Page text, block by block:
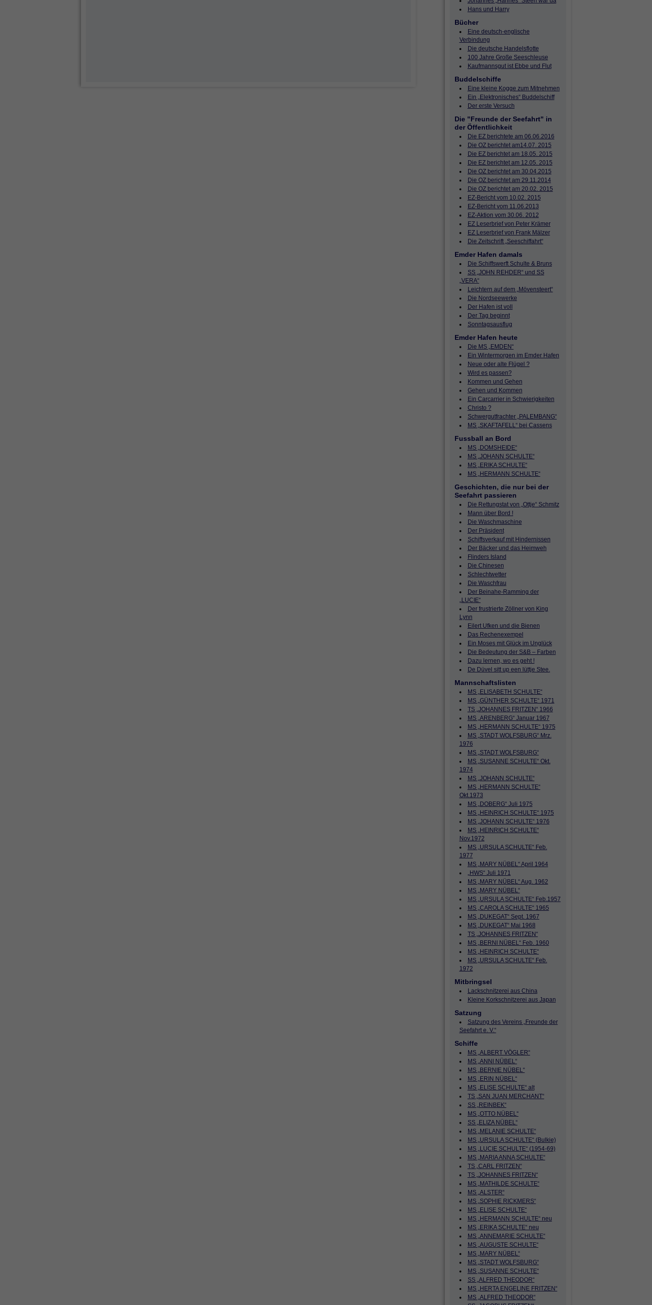
Hans und Harry
Bücher
Eine deutsch-englische
Verbindung
Die deutsche Handelsflotte
100 Jahre Große Seeschleuse
Kaufmannsgut ist Ebbe und Flut
Buddelschiffe
Eine kleine Kogge zum Mitnehmen
Ein „Elektronisches“ Buddelschiff
Der erste Versuch
Die "Freunde der Seefahrt" in
der Öffentlichkeit
Die EZ berichtete am 06.06.2016
Die OZ berichtet am14.07. 2015
Die EZ berichtet am 18.05. 2015
Die EZ berichtet am 12.05. 2015
Die OZ berichtet am 30.04.2015
Die OZ berichtet am 29.11.2014
Die OZ berichtet am 20.02. 2015
EZ-Bericht vom 10.02. 2015
EZ-Bericht vom 11.06.2013
EZ-Aktion vom 30.06. 2012
EZ Leserbrief von Peter Krämer
EZ Leserbrief von Frank Mälzer
Die Zeitschrift „Seeschiffahrt“
Emder Hafen damals
Die Schiffswerft Schulte & Bruns
SS „JOHN REHDER“ und SS
„VERA“
Leichtern auf dem „Mövensteert“
Die Nordseewerke
Der Hafen ist voll
Der Tag beginnt
Sonntagsausflug
Emder Hafen heute
Die MS „EMDEN“
Ein Wintermorgen im Emder Hafen
Neue oder alte Flügel ?
Wird es passen?
Kommen und Gehen
Gehen und Kommen
Ein Carcarrier in Schwierigkeiten
Christo ?
Schwergutfrachter „PALEMBANG“
MS „SKAFTAFELL“ bei Cassens
Fussball an Bord
MS „DOMSHEIDE“
MS „JOHANN SCHULTE“
MS „ERIKA SCHULTE“
MS „HERMANN SCHULTE“
Geschichten, die nur bei der
Seefahrt passieren
Die Rettungstat von „Ottje“ Schmitz
Mann über Bord !
Die Waschmaschine
Der Präsident
Schiffsverkauf mit Hindernissen
Der Bäcker und das Heimweh
Flinders Island
Die Chinesen
Schlechtwetter
Die Waschfrau
Der Beinahe-Ramming der
„LUCIE“
Der frustrierte Zöllner von King
Lynn
Eilert Ufken und die Bienen
Das Rechenexempel
Ein Moses mit Glück im Unglück
Die Bedeutung der S&B – Farben
Dazu lernen, wo es geht !
De Düvel sitt up een lüttje Stee.
Mannschaftslisten
MS „ELISABETH SCHULTE“
MS „GÜNTHER SCHULTE“ 1971
TS „JOHANNES FRITZEN“ 1966
MS „ARENBERG“ Januar 1967
MS „HERMANN SCHULTE“ 1975
MS „STADT WOLFSBURG“ Mrz.
1976
MS „STADT WOLFSBURG“
MS „SUSANNE SCHULTE“ Okt.
1974
MS „JOHANN SCHULTE“
MS „HERMANN SCHULTE“
Okt.1973
MS „DOBERG“ Juli 1975
MS „HEINRICH SCHULTE“ 1975
MS „JOHANN SCHULTE“ 1976
MS „HEINRICH SCHULTE“
Nov.1972
MS „URSULA SCHULTE“ Feb.
1977
MS „MARY NÜBEL“ April 1964
„HWS“ Juli 1971
MS „MARY NÜBEL“ Aug. 1962
MS „MARY NÜBEL“
MS „URSULA SCHULTE“ Feb.1957
MS „CAROLA SCHULTE“ 1965
MS „DUKEGAT“ Sept. 1967
MS „DUKEGAT“ Mai 1968
TS „JOHANNES FRITZEN“
MS „BERNI NÜBEL“ Feb. 1960
MS „HEINRICH SCHULTE“
MS „URSULA SCHULTE“ Feb.
1972
Mitbringsel
Lackschnitzerei aus China
Kleine Korkschnitzerei aus Japan
Satzung
Satzung des Vereins „Freunde der
Seefahrt e. V.“
Schiffe
MS „ALBERT VÖGLER“
MS „ANNI NÜBEL“
MS „BERNIE NÜBEL“
MS „ERIN NÜBEL“
MS „ELISE SCHULTE“ alt
TS „SAN JUAN MERCHANT“
SS „REINBEK“
MS „OTTO NÜBEL“
SS „ELIZA NÜBEL“
MS „MELANIE SCHULTE“
MS „URSULA SCHULTE“ (Bulkie)
MS „LUCIE SCHULTE“ (1954-69)
MS „MARIA ANNA SCHULTE“
TS „CARL FRITZEN“
TS „JOHANNES FRITZEN“
MS „MATHILDE SCHULTE“
MS „ALSTER“
MS „SOPHIE RICKMERS“
MS „ELISE SCHULTE“
MS „HERMANN SCHULTE“ neu
MS „ERIKA SCHULTE“ neu
MS „ANNEMARIE SCHULTE“
MS „AUGUSTE SCHULTE“
MS „MARY NÜBEL“
MS „STADT WOLFSBURG“
MS „SUSANNE SCHULTE“
SS „ALFRED THEODOR“
MS „HERTA ENGELINE FRITZEN“
MS „ALFRED THEODOR“